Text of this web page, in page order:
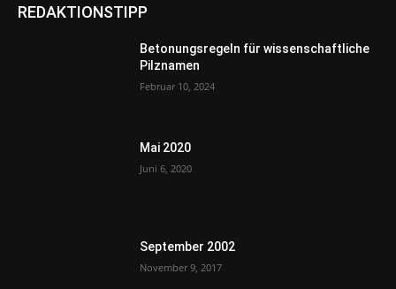
REDAKTIONSTIPP
Betonungsregeln für wissenschaftliche
Pilznamen
Februar 10, 2024
Mai 2020
Juni 6, 2020
September 2002
November 9, 2017